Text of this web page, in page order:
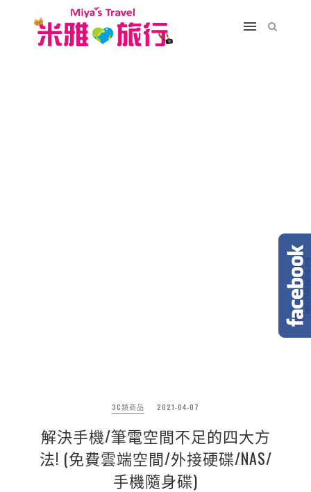
3C類商品 2021-04-07
解決手機/筆電空間不足的四大方
法! (免費雲端空間/外接硬碟/NAS/
手機隨身碟)